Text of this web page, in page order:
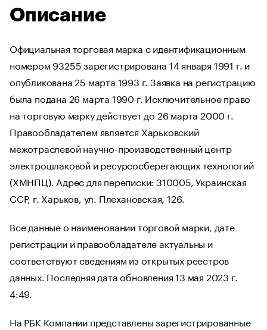
Описание
Официальная торговая марка с идентификационным
номером 93255 зарегистрирована 14 января 1991 г. и
опубликована 25 марта 1993 г. Заявка на регистрацию
была подана 26 марта 1990 г. Исключительное право
на торговую марку действует до 26 марта 2000 г.
Правообладателем является Харьковский
межотраслевой научно-производственный центр
электрошлаковой и ресурсосберегающих технологий
(ХМНПЦ). Адрес для переписки: 310005, Украинская
ССР, г. Харьков, ул. Плехановская, 126.
Все данные о наименовании торговой марки, дате
регистрации и правообладателе актуальны и
соответствуют сведениям из открытых реестров
данных. Последняя дата обновления 13 мая 2023 г.
4:49.
На РБК Компании представлены зарегистрированные